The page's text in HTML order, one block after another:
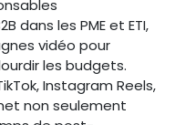
dans les PME et ETI,
vidéo pour
les budgets.
Instagram Reels,
non seulement